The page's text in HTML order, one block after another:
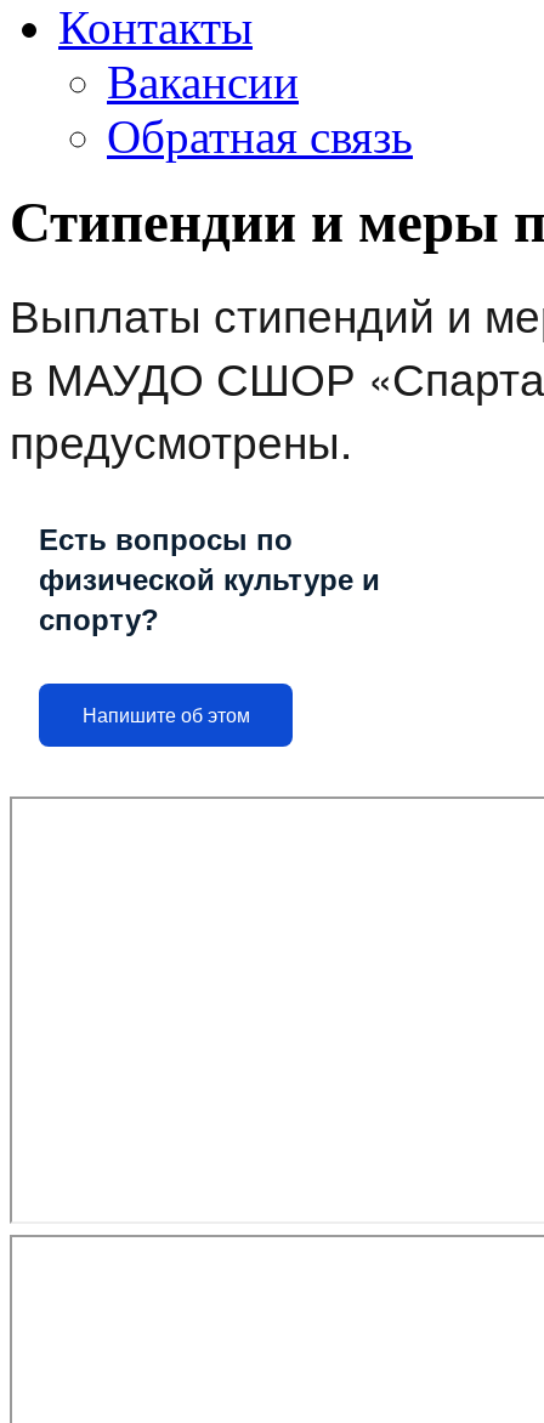
Контакты
Вакансии
Обратная связь
Стипендии и меры
Выплаты стипендий и
в МАУДО СШОР
предусмотрены.
Есть вопросы по
физической культуре и
спорту?
Напишите об этом